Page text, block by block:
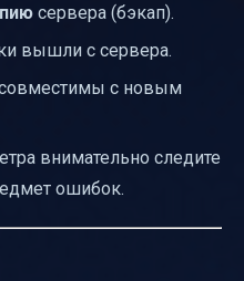
сервера (бэкап).
вышли с сервера.
совместимы с новым
внимательно следите
ошибок.